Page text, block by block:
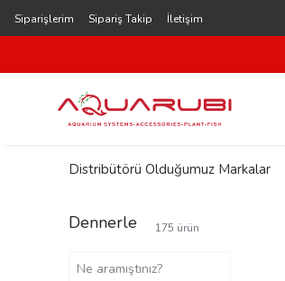
Siparişlerim Sipariş Takip İletişim
Distribütörü Olduğumuz Markalar
Dennerle 175 ürün